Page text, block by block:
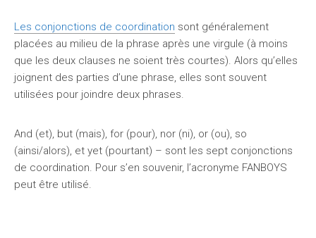
Les conjonctions de coordination sont généralement
placées au milieu de la phrase après une virgule (à moins
que les deux clauses ne soient très courtes). Alors qu’elles
joignent des parties d’une phrase, elles sont souvent
utilisées pour joindre deux phrases.
And (et), but (mais), for (pour), nor (ni), or (ou), so
(ainsi/alors), et yet (pourtant) – sont les sept conjonctions
de coordination. Pour s’en souvenir, l’acronyme FANBOYS
peut être utilisé.